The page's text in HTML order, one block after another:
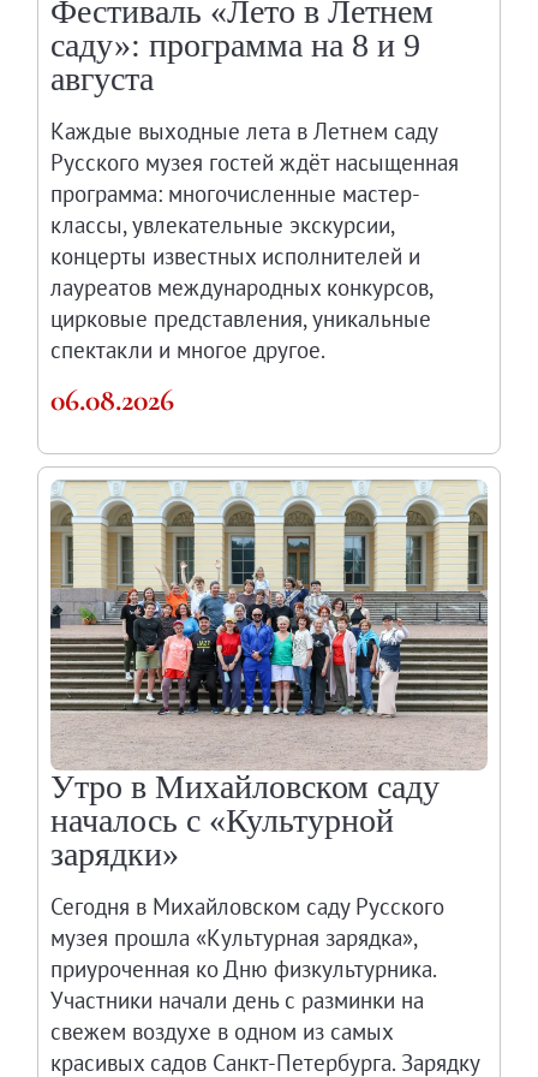
Русское искусство второй половины
Русское народное искусство XVII-XXI
Будущие выставки
Выездные выставки
Садко
Михаил Нестеров
Архив выставок
Степан Эрьзя – скульптор мира. К
Эпоха Императора Александра III и её
Архип Куинджи. Иллюзия света
Наш авангард
Фёдор Васильев. К 175-летию со дня
Посетителям
Справочная информация
Адреса и часы работы
О билетах, льготах и услугах
Правила покупки и возврата билетов
Высказать мнение / Сообщить о проблеме
Экскурсии
Лекции и абонементы
Лекторий
Лекции
Абонементы
Доступный музей
Программы и мероприятия
Социально-культурные проекты
Для СМИ
О Музее
О музее
Фестиваль «Лето в Летнем
саду»: программа на 8 и 9
августа
Каждые выходные лета в Летнем саду
Русского музея гостей ждёт насыщенная
программа: многочисленные мастер-
классы, увлекательные экскурсии,
концерты известных исполнителей и
лауреатов международных конкурсов,
цирковые представления, уникальные
спектакли и многое другое.
06.08.2026
Утро в Михайловском саду
началось с «Культурной
зарядки»
Сегодня в Михайловском саду Русского
музея прошла «Культурная зарядка»,
приуроченная ко Дню физкультурника.
Участники начали день с разминки на
свежем воздухе в одном из самых
красивых садов Санкт-Петербурга. Зарядку